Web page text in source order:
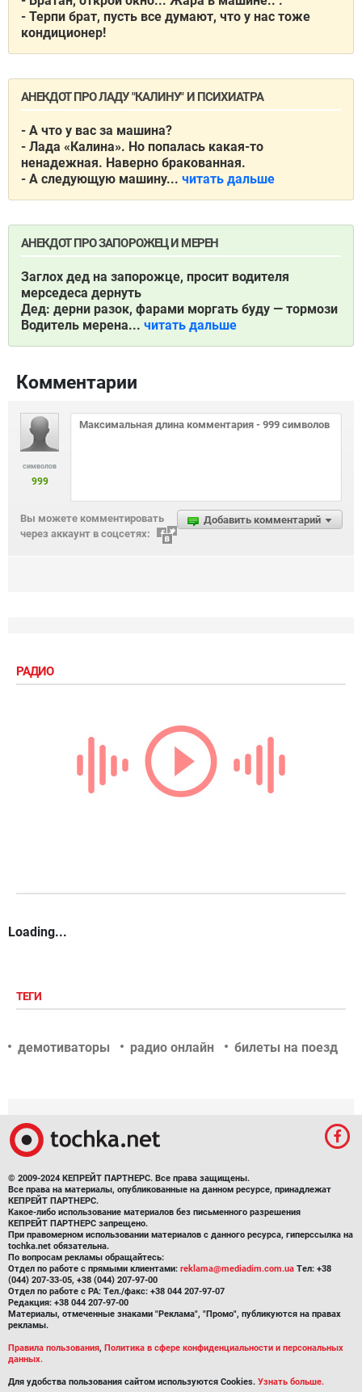
- Терпи брат, пусть все думают, что у нас тоже
кондиционер!
АНЕКДОТ ПРО ЛАДУ "КАЛИНУ" И ПСИХИАТРА
- А что у вас за машина?
- Лада «Калина». Но попалась какая-то
ненадежная. Наверно бракованная.
- А следующую машину... читать дальше
АНЕКДОТ ПРО ЗАПОРОЖЕЦ И МЕРЕН
Заглох дед на запорожце, просит водителя
мерседеса дернуть
Дед: дерни разок, фарами моргать буду — тормози
Водитель мерена... читать дальше
Комментарии
символов
999
Добавить комментарий
Вы можете комментировать
через аккаунт в соцсетях:
РАДИО
Loading...
ТЕГИ
демотиваторы радио онлайн билеты на поезд
© 2009-2024 КЕПРЕЙТ ПАРТНЕРС. Все права защищены.
Все права на материалы, опубликованные на данном ресурсе, принадлежат
КЕПРЕЙТ ПАРТНЕРС.
Какое-либо использование материалов без письменного разрешения
КЕПРЕЙТ ПАРТНЕРС запрещено.
При правомерном использовании материалов с данного ресурса, гиперссылка на
tochka.net обязательна.
По вопросам рекламы обращайтесь:
Отдел по работе с прямыми клиентами: reklama@mediadim.com.ua Тел: +38
(044) 207-33-05, +38 (044) 207-97-00
Отдел по работе с РА: Тел./факс: +38 044 207-97-07
Редакция: +38 044 207-97-00
Материалы, отмеченные знаками "Реклама", "Промо", публикуются на правах
рекламы.
Правила пользования, Политика в сфере конфиденциальности и персональных
данных.
Для удобства пользования сайтом используются Cookies. Узнать больше.